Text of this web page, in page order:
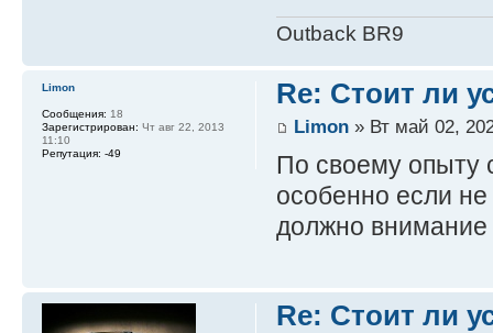
Outback BR9
Re: Стоит ли
Limon» Вт май 02,
По своему опыту
особенно если
должно
Limon
Сообщения: 18
Зарегистрирован: Чт авг 22, 2013
11:10
Репутация: -49
Re: Стоит ли